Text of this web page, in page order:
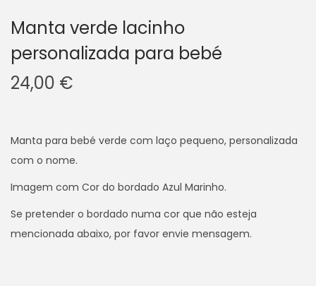
Manta verde lacinho
personalizada para bebé
24,00 €
Manta para bebé verde com laço pequeno, personalizada
com o nome.
Imagem com Cor do bordado Azul Marinho.
Se pretender o bordado numa cor que não esteja
mencionada abaixo, por favor envie mensagem.